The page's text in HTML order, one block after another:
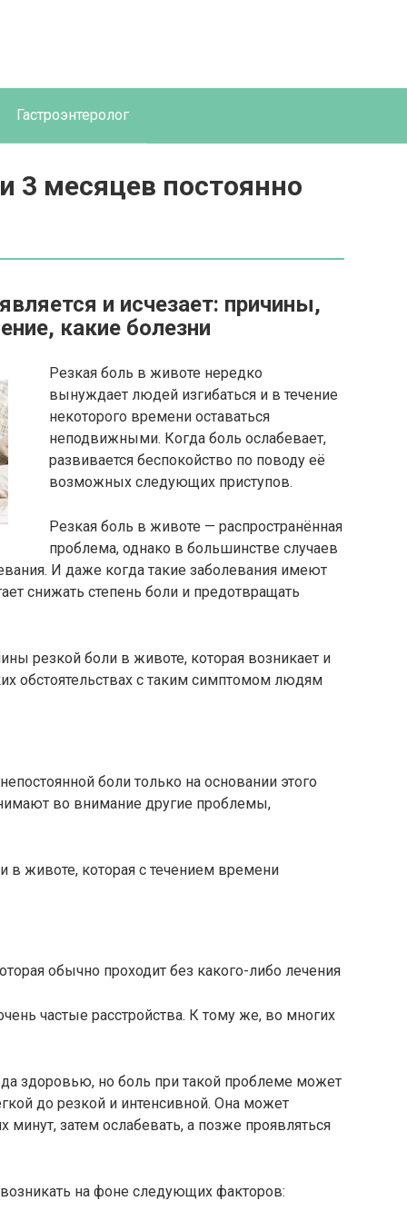
Гастроэнтеролог
3 месяцев постоянно
и исчезает: причины,
какие болезни
Резкая боль в животе нередко
вынуждает людей изгибаться и в течение
некоторого времени оставаться
неподвижными. Когда боль ослабевает,
развивается беспокойство по поводу её
возможных следующих приступов.
Резкая боль в животе — распространённая
проблема, однако в большинстве случаев
И даже когда такие заболевания имеют
снижать степень боли и предотвращать
резкой боли в животе, которая возникает и
обстоятельствах с таким симптомом людям
боли только на основании этого
во внимание другие проблемы,
животе, которая с течением времени
обычно проходит без какого-либо лечения
частые расстройства. К тому же, во многих
здоровью, но боль при такой проблеме может
до резкой и интенсивной. Она может
минут, затем ослабевать, а позже проявляться
на фоне следующих факторов: